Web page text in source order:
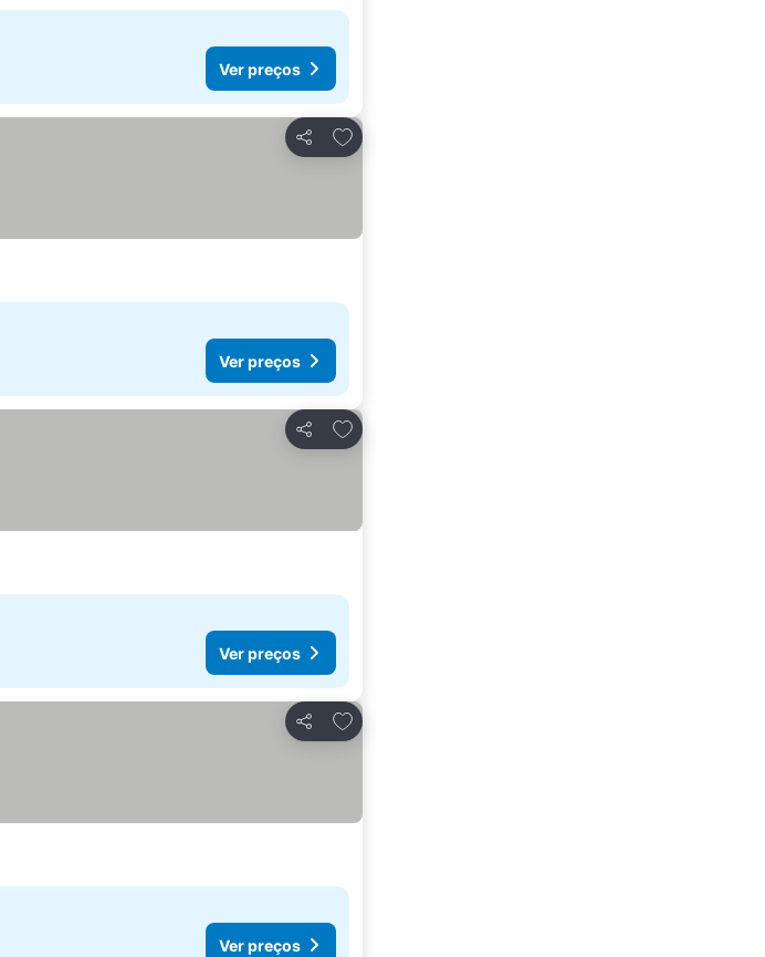
Ver preços
Partilhar
Adicionar aos favoritos
Ver preços
Partilhar
Adicionar aos favoritos
Ver preços
Partilhar
Adicionar aos favoritos
Ver preços